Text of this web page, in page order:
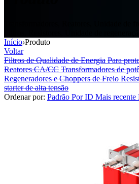
Início›Produto
Voltar
Filtros de Qualidade de Energia Para
Reatores CA/CC Transformadores de
Regeneradores e Choppers de Freio
starter de alta tensão
Ordenar por: Padrão Por ID Mais recente